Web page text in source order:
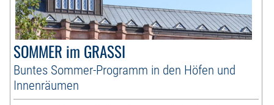
SOMMER im GRASSI
Buntes Sommer-Programm in den Höfen und
Innenräumen